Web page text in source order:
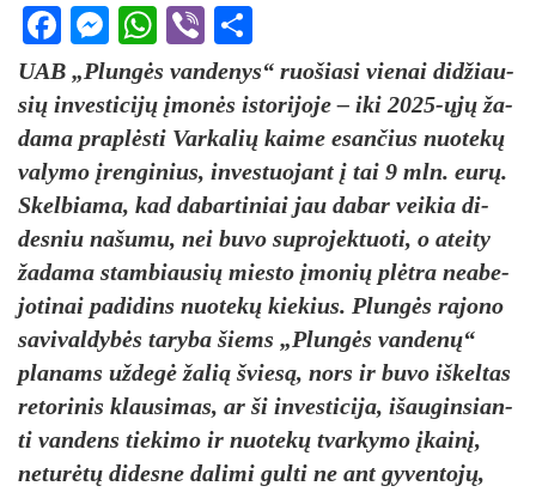
Facebook
Messenger
WhatsApp
Viber
UAB „Plungės van­de­nys“ ruo­šia­si vie­nai did­žiau­
sių in­ves­ti­cijų įmonės is­to­ri­jo­je – iki 2025-ųjų ža­
da­ma pra­plėsti Var­ka­lių kai­me esan­čius nuo­tekų
va­ly­mo įren­gi­nius, in­ves­tuo­jant į tai 9 mln. eurų.
Skel­bia­ma, kad da­bar­ti­niai jau da­bar veikia di­
des­niu na­šu­mu, nei bu­vo su­pro­jek­tuo­ti, o atei­ty
ža­da­ma stam­biau­sių mies­to įmo­nių plėtra nea­be­
jo­ti­nai pa­di­dins nuo­tekų kie­kius. Plungės ra­jo­no
sa­vi­val­dybės ta­ry­ba šiems „Plungės van­denų“
pla­nams už­degė ža­lią šviesą, nors ir bu­vo iš­kel­tas
re­to­ri­nis klau­si­mas, ar ši in­ves­ti­ci­ja, išau­gin­sian­
ti van­dens tie­ki­mo ir nuo­tekų tvar­ky­mo įkainį,
ne­turėtų di­des­ne da­li­mi gul­ti ne ant gy­ven­tojų,